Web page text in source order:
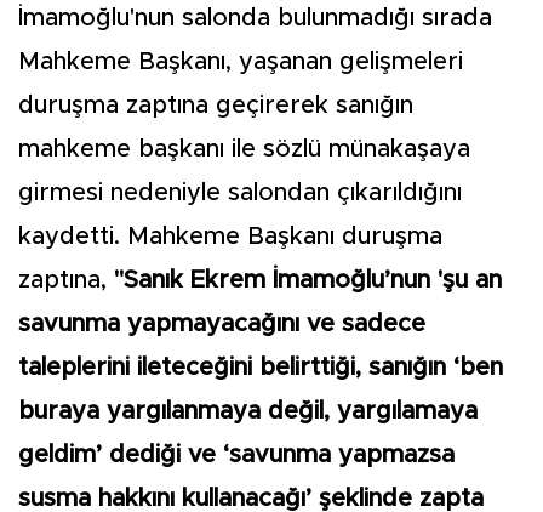
İmamoğlu'nun salonda bulunmadığı sırada
Mahkeme Başkanı, yaşanan gelişmeleri
duruşma zaptına geçirerek sanığın
mahkeme başkanı ile sözlü münakaşaya
girmesi nedeniyle salondan çıkarıldığını
kaydetti. Mahkeme Başkanı duruşma
zaptına, "Sanık Ekrem İmamoğlu’nun 'şu an
savunma yapmayacağını ve sadece
taleplerini ileteceğini belirttiği, sanığın ‘ben
buraya yargılanmaya değil, yargılamaya
geldim’ dediği ve ‘savunma yapmazsa
susma hakkını kullanacağı’ şeklinde zapta